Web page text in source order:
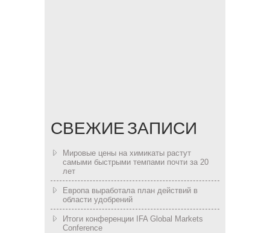
СВЕЖИЕ ЗАПИСИ
Мировые цены на химикаты растут
самыми быстрыми темпами почти за 20
лет
Европа выработала план действий в
области удобрений
Итоги конференции IFA Global Markets
Conference